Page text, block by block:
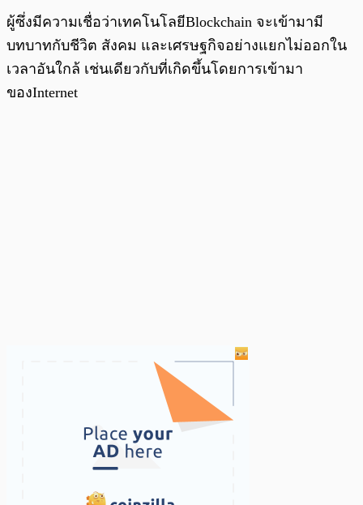
ผู้ซึ่งมีความเชื่อว่าเทคโนโลยีBlockchain จะเข้ามามี
บทบาทกับชีวิต สังคม และเศรษฐกิจอย่างแยกไม่ออกใน
เวลาอันใกล้ เช่นเดียวกับที่เกิดขึ้นโดยการเข้ามา
ของInternet